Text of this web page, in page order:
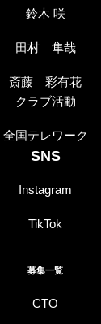
鈴木 咲
田村 隼哉
斎藤 彩有花
クラブ活動
全国テレワーク
SNS
Instagram
TikTok
募集一覧
CTO